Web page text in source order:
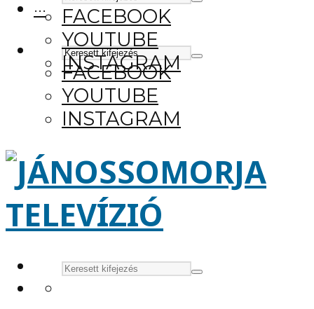
FACEBOOK
YOUTUBE
INSTAGRAM
···
FACEBOOK
YOUTUBE
INSTAGRAM